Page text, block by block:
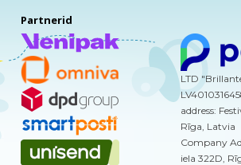
Partnerid
LTD
address:
Rīga, Latvia
Company
iela 322D,